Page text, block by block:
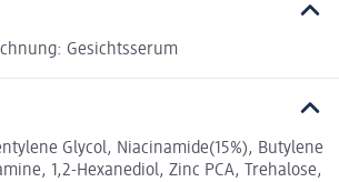
Gesichtsserum
Glycol, Niacinamide(15%), Butylene
1,2-Hexanediol, Zinc PCA, Trehalose,